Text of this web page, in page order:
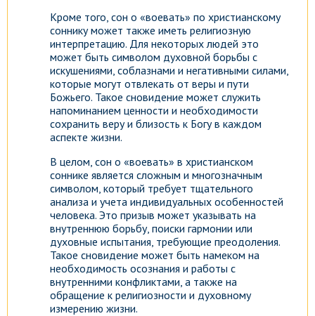
Кроме того, сон о «воевать» по христианскому
соннику может также иметь религиозную
интерпретацию. Для некоторых людей это
может быть символом духовной борьбы с
искушениями, соблазнами и негативными силами,
которые могут отвлекать от веры и пути
Божьего. Такое сновидение может служить
напоминанием ценности и необходимости
сохранить веру и близость к Богу в каждом
аспекте жизни.
В целом, сон о «воевать» в христианском
соннике является сложным и многозначным
символом, который требует тщательного
анализа и учета индивидуальных особенностей
человека. Это призыв может указывать на
внутреннюю борьбу, поиски гармонии или
духовные испытания, требующие преодоления.
Такое сновидение может быть намеком на
необходимость осознания и работы с
внутренними конфликтами, а также на
обращение к религиозности и духовному
измерению жизни.